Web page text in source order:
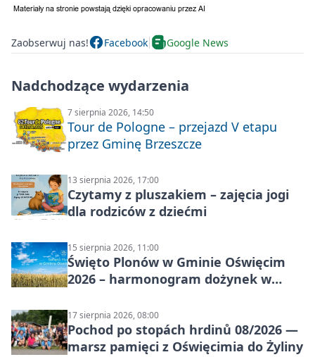
Zaobserwuj nas! Facebook Google News
Nadchodzące wydarzenia
7 sierpnia 2026, 14:50
Tour de Pologne – przejazd V etapu
przez Gminę Brzeszcze
13 sierpnia 2026, 17:00
Czytamy z pluszakiem – zajęcia jogi
dla rodziców z dziećmi
15 sierpnia 2026, 11:00
Święto Plonów w Gminie Oświęcim
2026 – harmonogram dożynek w
17 sierpnia 2026, 08:00
Pochod po stopách hrdinů 08/2026 —
marsz pamięci z Oświęcimia do Żyliny